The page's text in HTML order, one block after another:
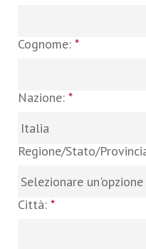
Cognome: *
Nazione: *
Regione/Stato/
Città: *